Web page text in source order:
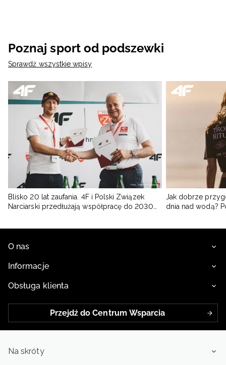
Poznaj sport od podszewki
Sprawdź wszystkie wpisy
Blisko 20 lat zaufania. 4F i Polski Związek
Narciarski przedłużają współpracę do 2030
Jak dobrze
dnia nad wodą?
O nas
Informacje
Obsługa klienta
Przejdź do Centrum Wsparcia
Na skróty